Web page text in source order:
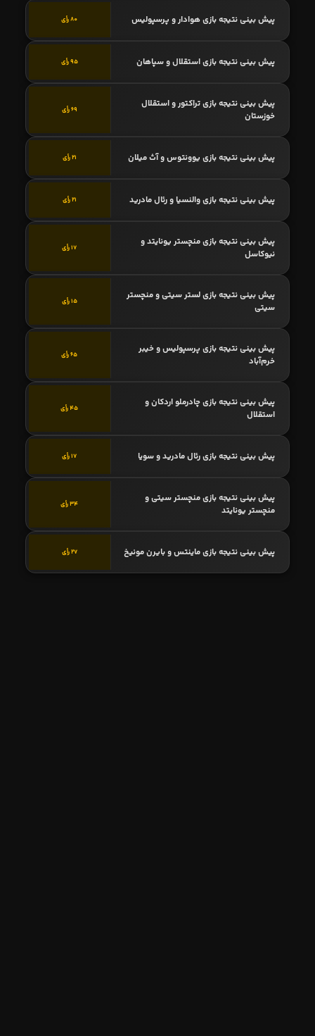
پیش بینی نتیجه بازی هوادار و پرسپولیس 80 رأی
پیش بینی نتیجه بازی استقلال و سپاهان 95 رأی
پیش بینی نتیجه بازی تراکتور و استقلال
خوزستان
69 رأی
پیش بینی نتیجه بازی یوونتوس و آث میلان 21 رأی
پیش بینی نتیجه بازی والنسیا و رئال مادرید 21 رأی
پیش بینی نتیجه بازی منچستر یونایتد و
نیوکاسل
17 رأی
پیش بینی نتیجه بازی لستر سیتی و منچستر
سیتی
15 رأی
پیش بینی نتیجه بازی پرسپولیس و خیبر
خرم‌آباد
65 رأی
پیش بینی نتیجه بازی چادرملو اردکان و
استقلال
45 رأی
پیش بینی نتیجه بازی رئال مادرید و سویا 17 رأی
پیش بینی نتیجه بازی منچستر سیتی و
منچستر یونایتد
34 رأی
پیش بینی نتیجه بازی ماینتس و بایرن مونیخ 27 رأی